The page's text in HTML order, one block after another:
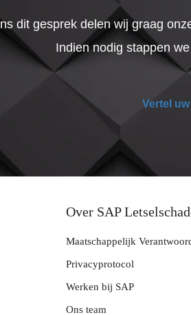
dit gesprek delen wij graag
Indien nodig stappen
Vertel
Over SAP
Maatschappelijk
Privacyprotocol
Werken bij SAP
Ons team